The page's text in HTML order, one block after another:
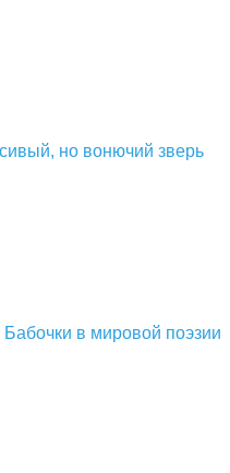
но вонючий зверь
в мировой поэзии